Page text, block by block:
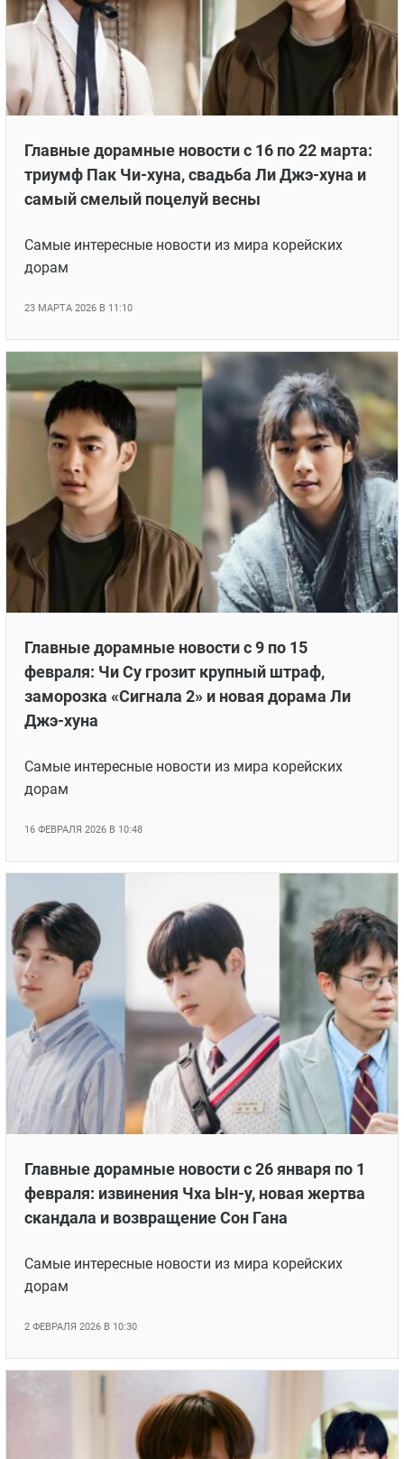
Главные дорамные новости с 16 по 22 марта:
триумф Пак Чи-хуна, свадьба Ли Джэ-хуна и
самый смелый поцелуй весны
Самые интересные новости из мира корейских
дорам
23 МАРТА 2026 В 11:10
Главные дорамные новости с 9 по 15
февраля: Чи Су грозит крупный штраф,
заморозка «Сигнала 2» и новая дорама Ли
Джэ-хуна
Самые интересные новости из мира корейских
дорам
16 ФЕВРАЛЯ 2026 В 10:48
Главные дорамные новости с 26 января по 1
февраля: извинения Чха Ын-у, новая жертва
скандала и возвращение Сон Гана
Самые интересные новости из мира корейских
дорам
2 ФЕВРАЛЯ 2026 В 10:30